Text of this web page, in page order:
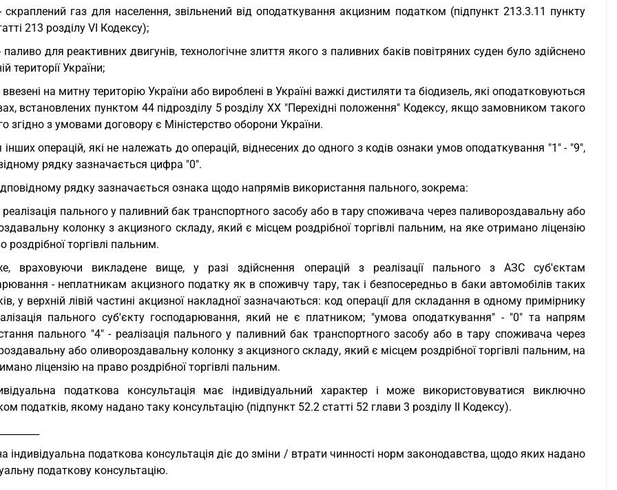
скраплений газ для населення, звільнений від оподаткування акцизним податком (підпункт 213.3.11 пункту
213 розділу VI Кодексу);
паливо для реактивних двигунів, технологічне злиття якого з паливних баків повітряних суден було здійснено
території України;
ввезені на митну територію України або вироблені в Україні важкі дистиляти та біодизель, які оподатковуються
встановлених пунктом 44 підрозділу 5 розділу XX "Перехідні положення" Кодексу, якщо замовником такого
згідно з умовами договору є Міністерство оборони України.
операцій, які не належать до операцій, віднесених до одного з кодів ознаки умов оподаткування "1" - "9",
рядку зазначається цифра "0".
рядку зазначається ознака щодо напрямів використання пального, зокрема:
реалізація пального у паливний бак транспортного засобу або в тару споживача через паливороздавальну або
колонку з акцизного складу, який є місцем роздрібної торгівлі пальним, на яке отримано ліцензію
роздрібної торгівлі пальним.
враховуючи викладене вище, у разі здійснення операцій з реалізації пального з АЗС суб'єктам
- неплатникам акцизного податку як в споживчу тару, так і безпосередньо в баки автомобілів таких
у верхній лівій частині акцизної накладної зазначаються: код операції для складання в одному примірнику
пального суб'єкту господарювання, який не є платником; "умова оподаткування" - "0" та напрям
пального "4" - реалізація пального у паливний бак транспортного засобу або в тару споживача через
або оливороздавальну колонку з акцизного складу, який є місцем роздрібної торгівлі пальним, на
ліцензію на право роздрібної торгівлі пальним.
податкова консультація має індивідуальний характер і може використовуватися виключно
податків, якому надано таку консультацію (підпункт 52.2 статті 52 глави 3 розділу II Кодексу).
індивідуальна податкова консультація діє до зміни / втрати чинності норм законодавства, щодо яких надано
податкову консультацію.